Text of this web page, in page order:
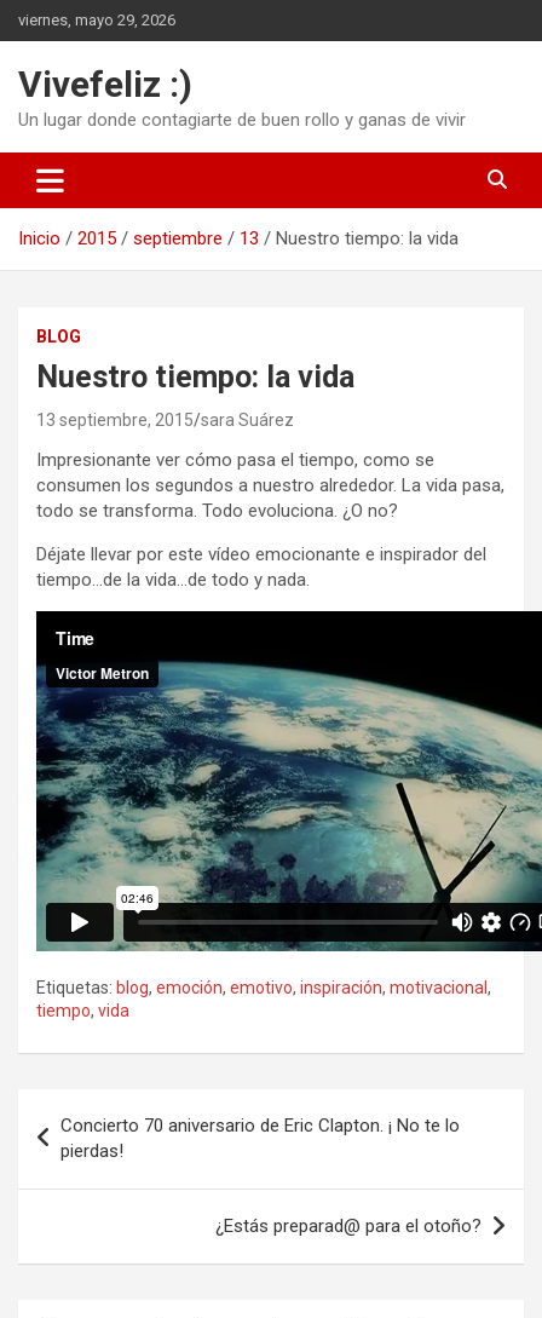
Saltar
al
viernes, mayo 29, 2026
Vivefeliz :)
Un lugar donde contagiarte de buen rollo y ganas de vivir
Inicio 2015 septiembre 13 Nuestro tiempo: la vida
BLOG
Nuestro tiempo: la vida
13 septiembre, 2015 sara Suárez
Impresionante ver cómo pasa el tiempo, como se
consumen los segundos a nuestro alrededor. La vida pasa,
todo se transforma. Todo evoluciona. ¿O no?
Déjate llevar por este vídeo emocionante e inspirador del
tiempo…de la vida…de todo y nada.
Etiquetas: blog, emoción, emotivo, inspiración, motivacional ,
tiempo, vida
de
entradas
Concierto 70 aniversario de Eric Clapton. ¡ No te lo
pierdas!
¿Estás preparad@ para el otoño?